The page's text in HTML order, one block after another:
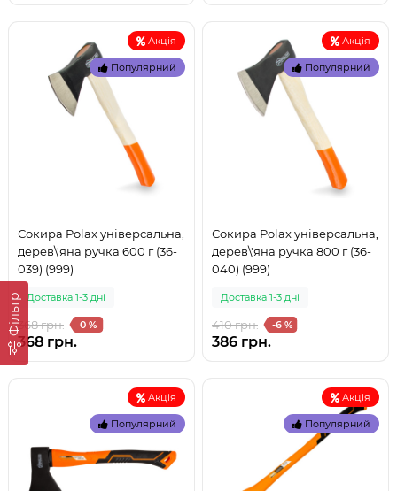
Фільтр
Акція
Популярний
Сокира Polax універсальна,
дерев\'яна ручка 600 г (36-
039) (999)
Доставка 1-3 дні
368 грн. 0 %
368 грн.
Акція
Популярний
Сокира Polax універсальна,
дерев\'яна ручка 800 г (36-
040) (999)
Доставка 1-3 дні
410 грн. -6 %
386 грн.
Акція
Популярний
Акція
Популярний